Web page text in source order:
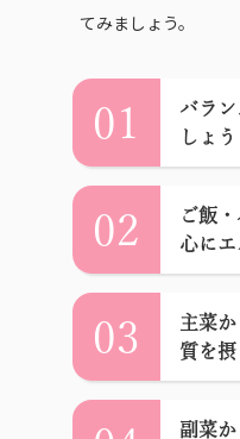
てみましょう。
01
バラ
しょう
02
ご飯
心に
03
主菜か
質を摂
副菜